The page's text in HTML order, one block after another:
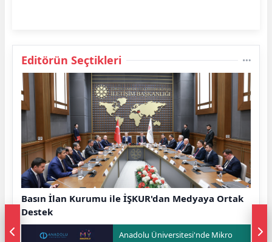
Editörün Seçtikleri
Basın İlan Kurumu ile İŞKUR'dan Medyaya Ortak
Destek
Anadolu Üniversitesi'nde Mikro